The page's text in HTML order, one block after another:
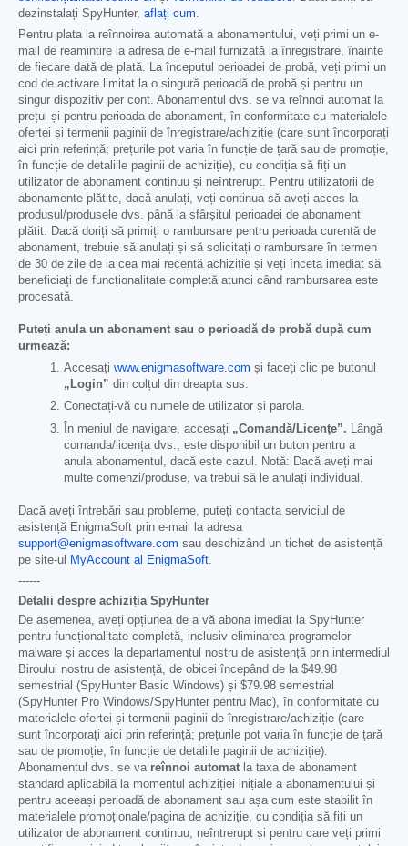
dezinstalați SpyHunter, aflați cum.
Pentru plata la reînnoirea automată a abonamentului, veți primi un e-
mail de reamintire la adresa de e-mail furnizată la înregistrare, înainte
de fiecare dată de plată. La începutul perioadei de probă, veți primi un
cod de activare limitat la o singură perioadă de probă și pentru un
singur dispozitiv per cont. Abonamentul dvs. se va reînnoi automat la
prețul și pentru perioada de abonament, în conformitate cu materialele
ofertei și termenii paginii de înregistrare/achiziție (care sunt încorporați
aici prin referință; prețurile pot varia în funcție de țară sau de promoție,
în funcție de detaliile paginii de achiziție), cu condiția să fiți un
utilizator de abonament continuu și neîntrerupt. Pentru utilizatorii de
abonamente plătite, dacă anulați, veți continua să aveți acces la
produsul/produsele dvs. până la sfârșitul perioadei de abonament
plătit. Dacă doriți să primiți o rambursare pentru perioada curentă de
abonament, trebuie să anulați și să solicitați o rambursare în termen
de 30 de zile de la cea mai recentă achiziție și veți înceta imediat să
beneficiați de funcționalitate completă atunci când rambursarea este
procesată.
Puteți anula un abonament sau o perioadă de probă după cum
urmează:
Accesați www.enigmasoftware.com și faceți clic pe butonul
„Login” din colțul din dreapta sus.
Conectați-vă cu numele de utilizator și parola.
În meniul de navigare, accesați „Comandă/Licențe”. Lângă
comanda/licența dvs., este disponibil un buton pentru a
anula abonamentul, dacă este cazul. Notă: Dacă aveți mai
multe comenzi/produse, va trebui să le anulați individual.
Dacă aveți întrebări sau probleme, puteți contacta serviciul de
asistență EnigmaSoft prin e-mail la adresa
support@enigmasoftware.com sau deschizând un tichet de asistență
pe site-ul
MyAccount al EnigmaSoft
------
Detalii despre achiziția SpyHunter
De asemenea, aveți opțiunea de a vă abona imediat la SpyHunter
pentru funcționalitate completă, inclusiv eliminarea programelor
malware și acces la departamentul nostru de asistență prin intermediul
Biroului nostru de asistență, de obicei începând de la $49.98
semestrial (SpyHunter Basic Windows) și $79.98 semestrial
(SpyHunter Pro Windows/SpyHunter pentru Mac), în conformitate cu
materialele ofertei și termenii paginii de înregistrare/achiziție (care
sunt încorporați aici prin referință; prețurile pot varia în funcție de țară
sau de promoție, în funcție de detaliile paginii de achiziție).
Abonamentul dvs. se va reînnoi automat la taxa de abonament
standard aplicabilă la momentul achiziției inițiale a abonamentului și
pentru aceeași perioadă de abonament sau așa cum este stabilit în
materialele promoționale/pagina de achiziție, cu condiția să fiți un
utilizator de abonament continuu, neîntrerupt și pentru care veți primi